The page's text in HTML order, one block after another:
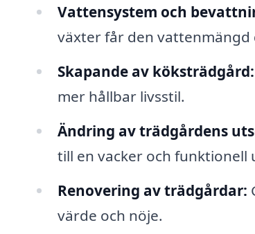
Vattensystem och
växter får den vattenmängd
Skapande av köksträdgård:
mer hållbar livsstil.
Ändring av trädgårdens
till en vacker och funktionell
Renovering av trädgårdar:
värde och nöje.